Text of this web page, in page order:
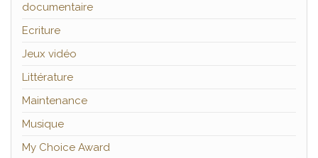
documentaire
Ecriture
Jeux vidéo
Littérature
Maintenance
Musique
My Choice Award